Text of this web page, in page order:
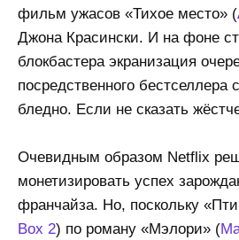
фильм ужасов «Тихое место» (
Джона Красински. И на фоне
блокбастера экранизация
посредственного бестселлера
бледно. Если не сказать
Очевидным образом Netflix
монетизировать успех
франчайза. Но, поскольку
Box 2) по роману «Мэлори» (